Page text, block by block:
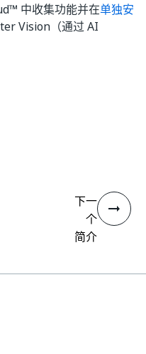
中收集功能并在单独安
Vision（通过 AI
下一
个
简介